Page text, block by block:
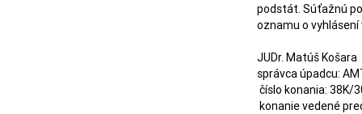
podstát. Súťažnú
oznamu o
JUDr. Matúš Košara
správca úpadcu: